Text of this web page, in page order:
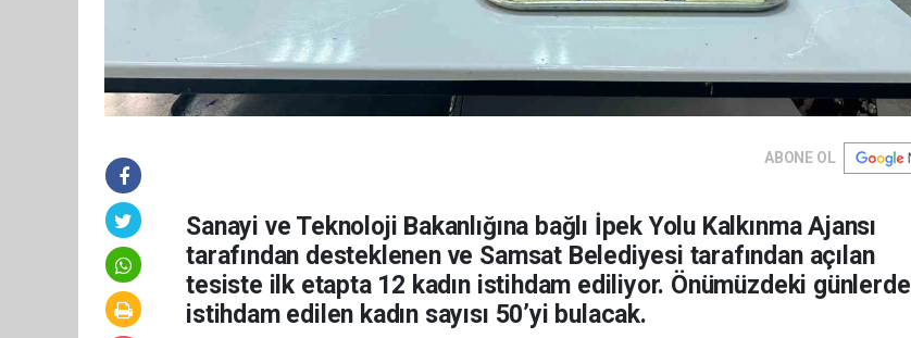
ABONE OL
Sanayi ve Teknoloji Bakanlığına bağlı İpek Yolu Kalkınma Ajansı
tarafından desteklenen ve Samsat Belediyesi tarafından açılan
tesiste ilk etapta 12 kadın istihdam ediliyor. Önümüzdeki günlerde
istihdam edilen kadın sayısı 50’yi bulacak.